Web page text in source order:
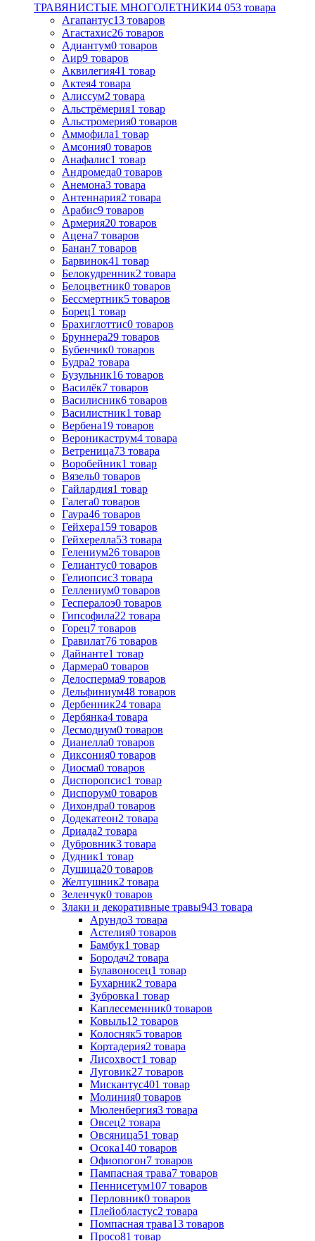
ТРАВЯНИСТЫЕ МНОГОЛЕТНИКИ4 053 товара
Агапантус13 товаров
Агастахис26 товаров
Адиантум0 товаров
Аир9 товаров
Аквилегия41 товар
Актея4 товара
Алиссум2 товара
Альстрёмерия1 товар
Альстромерия0 товаров
Аммофила1 товар
Амсония0 товаров
Анафалис1 товар
Андромеда0 товаров
Анемона3 товара
Антеннария2 товара
Арабис9 товаров
Армерия20 товаров
Ацена7 товаров
Банан7 товаров
Барвинок41 товар
Белокудренник2 товара
Белоцветник0 товаров
Бессмертник5 товаров
Борец1 товар
Брахиглоттис0 товаров
Бруннера29 товаров
Бубенчик0 товаров
Будра2 товара
Бузульник16 товаров
Василёк7 товаров
Василисник6 товаров
Василистник1 товар
Вербена19 товаров
Вероникаструм4 товара
Ветреница73 товара
Воробейник1 товар
Вязель0 товаров
Гайлардия1 товар
Галега0 товаров
Гаура46 товаров
Гейхера159 товаров
Гейхерелла53 товара
Гелениум26 товаров
Гелиантус0 товаров
Гелиопсис3 товара
Геллениум0 товаров
Геспералоэ0 товаров
Гипсофила22 товара
Горец7 товаров
Гравилат76 товаров
Дайнанте1 товар
Дармера0 товаров
Делосперма9 товаров
Дельфиниум48 товаров
Дербенник24 товара
Дербянка4 товара
Десмодиум0 товаров
Дианелла0 товаров
Диксония0 товаров
Диосма0 товаров
Диспоропсис1 товар
Диспорум0 товаров
Дихондра0 товаров
Додекатеон2 товара
Дриада2 товара
Дубровник3 товара
Дудник1 товар
Душица20 товаров
Желтушник2 товара
Зеленчук0 товаров
Злаки и декоративные травы943 товара
Арундо3 товара
Астелия0 товаров
Бамбук1 товар
Бородач2 товара
Булавоносец1 товар
Бухарник2 товара
Зубровка1 товар
Каплесеменник0 товаров
Ковыль12 товаров
Колосняк5 товаров
Кортадерия2 товара
Лисохвост1 товар
Луговик27 товаров
Мискантус401 товар
Молиния0 товаров
Мюленбергия3 товара
Овсец2 товара
Овсяница51 товар
Осока140 товаров
Офиопогон7 товаров
Пампасная трава7 товаров
Пеннисетум107 товаров
Перловник0 товаров
Плейобластус2 товара
Помпасная трава13 товаров
Просо81 товар